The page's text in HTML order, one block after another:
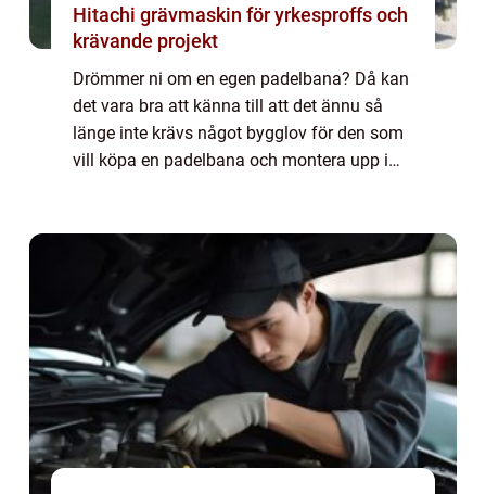
Hitachi grävmaskin för yrkesproffs och
krävande projekt
Drömmer ni om en egen padelbana? Då kan
det vara bra att känna till att det ännu så
länge inte krävs något bygglov för den som
vill köpa en padelbana och montera upp i